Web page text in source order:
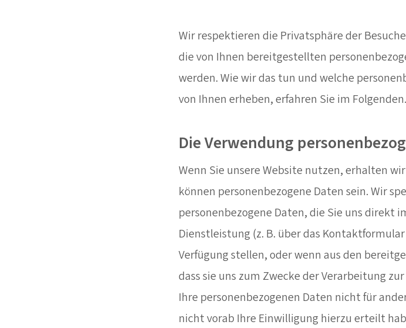
Wir respektieren die Privatsphäre der
die von Ihnen bereitgestellten
werden. Wie wir das tun und welche
von Ihnen erheben, erfahren Sie im Folgenden.
Die Verwendung
Wenn Sie unsere Website nutzen, erhalten
können personenbezogene Daten sein. Wir
personenbezogene Daten, die Sie uns direkt
Dienstleistung (z. B. über das
Verfügung stellen, oder wenn aus den
dass sie uns zum Zwecke der Verarbeitung
Ihre personenbezogenen Daten nicht für
nicht vorab Ihre Einwilligung hierzu erteilt